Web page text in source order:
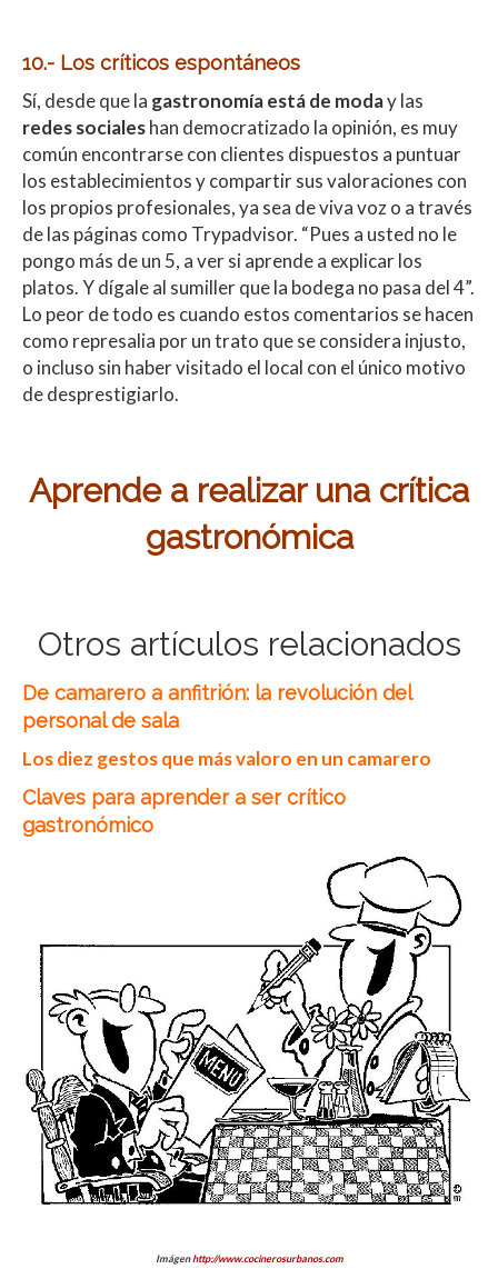
10.- Los críticos espontáneos
Sí, desde que la gastronomía está de moday las
redes socialeshan democratizado la opinión, es muy
común encontrarse con clientes dispuestos a puntuar
los establecimientos y compartir sus valoraciones con
los propios profesionales, ya sea de viva voz o a través
de las páginas como Trypadvisor. “Pues a usted no le
pongo más de un 5, a ver si aprende a explicar los
platos. Y dígale al sumiller que la bodega no pasa del 4”.
Lo peor de todo es cuando estos comentarios se hacen
como represalia por un trato que se considera injusto,
o incluso sin haber visitado el local con el único motivo
de desprestigiarlo.
Aprende a realizar una crítica
gastronómica
Otros artículos relacionados
De camarero a anfitrión: la revolución del
personal de sala
Los diez gestos que más valoro en un camarero
Claves para aprender a ser crítico
gastronómico
Imágenhttp://www.cocinerosurbanos.com